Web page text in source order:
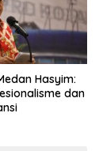
Hasyim:
dan